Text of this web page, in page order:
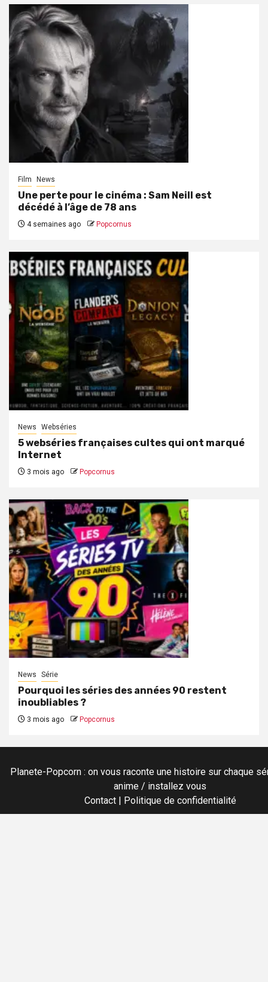
Film News
Une perte pour le cinéma : Sam Neill est
décédé à l’âge de 78 ans
4 semaines ago Popcornus
News Webséries
5 webséries françaises cultes qui ont marqué
Internet
3 mois ago Popcornus
News Série
Pourquoi les séries des années 90 restent
inoubliables ?
3 mois ago Popcornus
Planete-Popcorn : on vous raconte une histoire sur chaque
anime / installez vous
Contact| Politique de confidentialité